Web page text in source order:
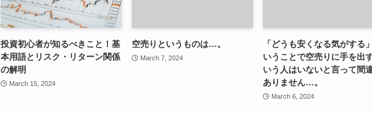
投資初心者が知るべきこと！基
本用語とリスク・リターン関係
の解明
March 15, 2024
空売りというものは…。
March 7, 2024
「どうも安くなる気がする
いうことで空売りに手を出
いう人はいないと言って間
ありません…。
March 6, 2024